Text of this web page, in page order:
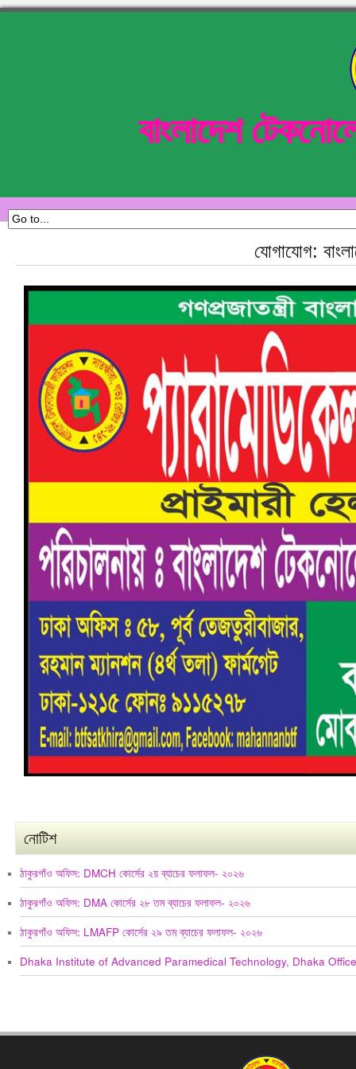
বাংলাদেশ
যোগাযোগ:
নোটিশ
ঠাকুরগাঁও অফিস: DMCH কোর্সের ২য় ব্যাচের ফলাফল- ২০২৬
ঠাকুরগাঁও অফিস: DMA কোর্সের ২৮ তম ব্যাচের ফলাফল- ২০২৬
ঠাকুরগাঁও অফিস: LMAFP কোর্সের ২৯ তম ব্যাচের ফলাফল- ২০২৬
Dhaka Institute of Advanced Paramedical Technology, Dhaka